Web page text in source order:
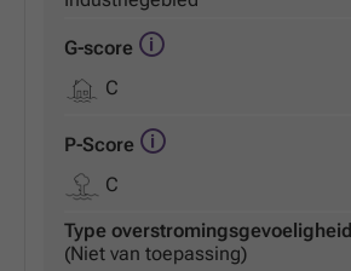
G-score
C
P-Score
C
Type overstromingsgevoeligheid
(Niet van toepassing)